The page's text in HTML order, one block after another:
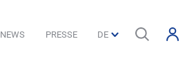
NEWS PRESSE